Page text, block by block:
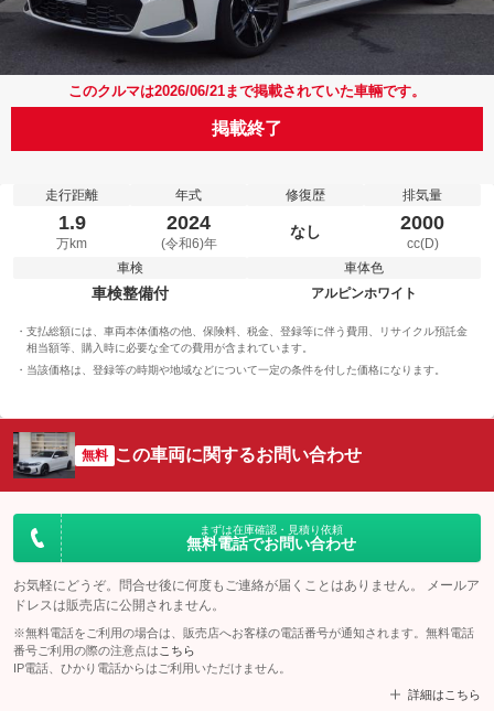
このクルマは2026/06/21まで掲載されていた車輛です。
掲載終了
走行距離
1.9
万km
年式
2024
(令和6)年
修復歴
なし
排気量
2000
cc(D)
車検
車検整備付
車体色
アルピンホワイト
支払総額には、車両本体価格の他、保険料、税金、登録等に伴う費用、リサイクル預託金
相当額等、購入時に必要な全ての費用が含まれています。
当該価格は、登録等の時期や地域などについて一定の条件を付した価格になります。
無料 この車両に関するお問い合わせ
まずは在庫確認・見積り依頼
無料電話でお問い合わせ
お気軽にどうぞ。問合せ後に何度もご連絡が届くことはありません。 メールア
ドレスは販売店に公開されません。
※無料電話をご利用の場合は、販売店へお客様の電話番号が通知されます。無料電話
番号ご利用の際の注意点は こちら
IP電話、ひかり電話からはご利用いただけません。
詳細はこちら